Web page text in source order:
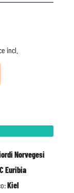
incl.
Norvegesi
Euribia
Kiel